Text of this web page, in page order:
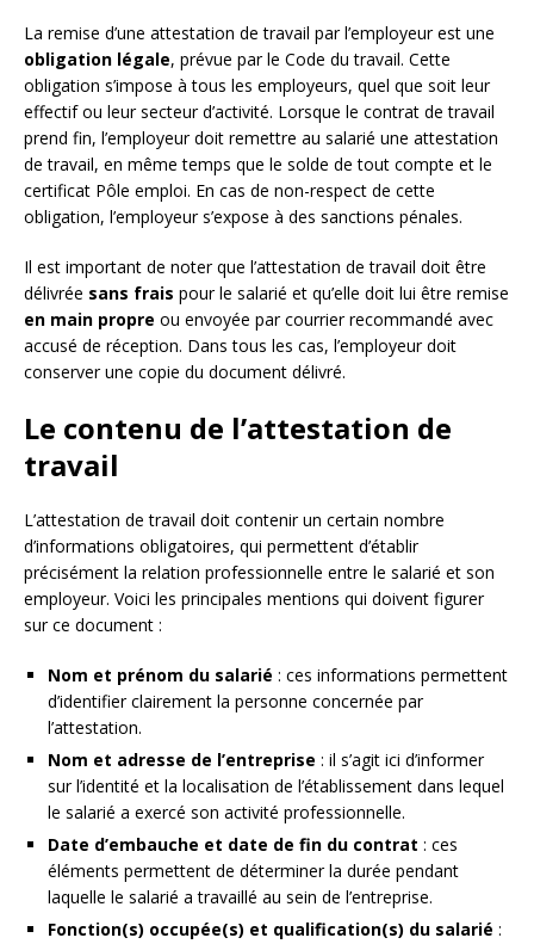
La remise d’une attestation de travail par l’employeur est une
obligation légale, prévue par le Code du travail. Cette
obligation s’impose à tous les employeurs, quel que soit leur
effectif ou leur secteur d’activité. Lorsque le contrat de travail
prend fin, l’employeur doit remettre au salarié une attestation
de travail, en même temps que le solde de tout compte et le
certificat Pôle emploi. En cas de non-respect de cette
obligation, l’employeur s’expose à des sanctions pénales.
Il est important de noter que l’attestation de travail doit être
délivrée sans frais pour le salarié et qu’elle doit lui être remise
en main propre ou envoyée par courrier recommandé avec
accusé de réception. Dans tous les cas, l’employeur doit
conserver une copie du document délivré.
Le contenu de l’attestation de
travail
L’attestation de travail doit contenir un certain nombre
d’informations obligatoires, qui permettent d’établir
précisément la relation professionnelle entre le salarié et son
employeur. Voici les principales mentions qui doivent figurer
sur ce document :
Nom et prénom du salarié : ces informations permettent
d’identifier clairement la personne concernée par
l’attestation.
Nom et adresse de l’entreprise : il s’agit ici d’informer
sur l’identité et la localisation de l’établissement dans lequel
le salarié a exercé son activité professionnelle.
Date d’embauche et date de fin du contrat : ces
éléments permettent de déterminer la durée pendant
laquelle le salarié a travaillé au sein de l’entreprise.
Fonction(s) occupée(s) et qualification(s) du salarié :